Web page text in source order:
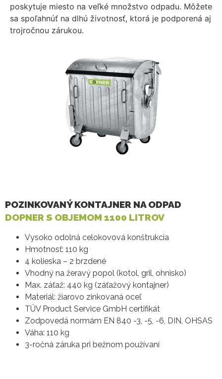
poskytuje miesto na veľké množstvo odpadu. Môžete
sa spoľahnúť na dlhú životnosť, ktorá je podporená aj
trojročnou zárukou.
POZINKOVANÝ KONTAJNER NA ODPAD
DOPNER S OBJEMOM 1100 LITROV
Vysoko odolná celokovová konštrukcia
Hmotnosť: 110 kg
4 kolieska – 2 brzdené
Vhodný na žeravý popol (kotol, gril, ohnisko)
Max. záťaž: 440 kg (záťažový kontajner)
Materiál: žiarovo zinkovaná oceľ
TÜV Product Service GmbH certifikát
Zodpovedá normám EN 840 -3, -5, -6, DIN, OHSAS
Váha: 110 kg
3-ročná záruka pri bežnom používaní